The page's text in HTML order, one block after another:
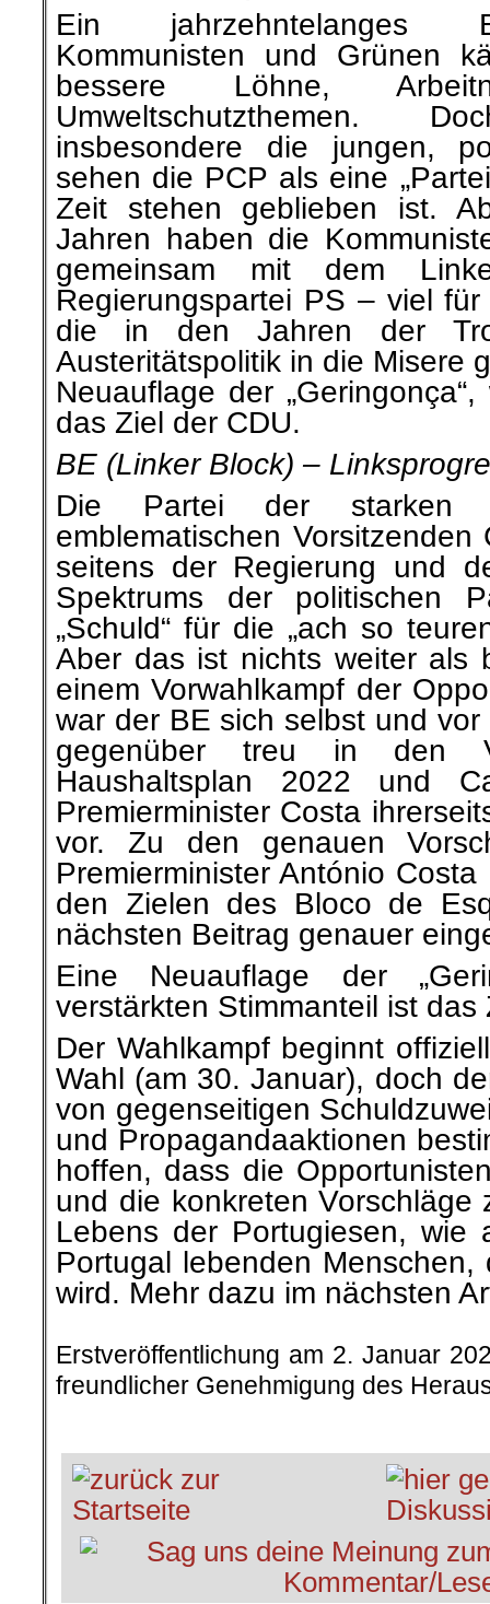
Ein jahrzehntelanges
Kommunisten und Grünen
bessere Löhne,
Umweltschutzthemen.
insbesondere die jungen,
sehen die PCP als eine
Zeit stehen geblieben ist.
Jahren haben die
gemeinsam mit dem
Regierungspartei PS – viel
die in den Jahren der
Austeritätspolitik in die Misere
Neuauflage der
das Ziel der CDU.
BE (Linker Block) –
Die Partei der starken
emblematischen Vorsitzenden
seitens der Regierung und
Spektrums der politischen
„Schuld“ für die „ach so
Aber das ist nichts weiter als
einem Vorwahlkampf der
war der BE sich selbst und
gegenüber treu in den
Haushaltsplan 2022 und
Premierminister Costa
vor. Zu den genauen
Premierminister António
den Zielen des Bloco de
nächsten Beitrag genauer
Eine Neuauflage der
verstärkten Stimmanteil ist das
Der Wahlkampf beginnt
Wahl (am 30. Januar), doch
von gegenseitigen
und Propagandaaktionen
hoffen, dass die
und die konkreten Vorschläge
Lebens der Portugiesen, wie
Portugal lebenden
wird. Mehr dazu im nächsten
Erstveröffentlichung am 2. Januar
freundlicher Genehmigung des